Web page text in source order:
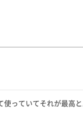
っていてそれが最高